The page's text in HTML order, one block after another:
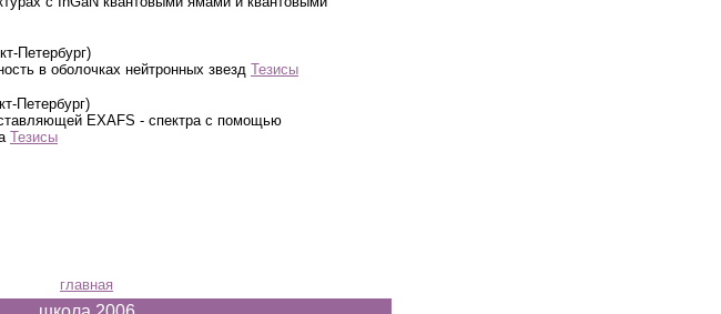
Петербург)
в оболочках нейтронных звезд Тезисы
Петербург)
EXAFS - спектра с помощью
Тезисы
главная